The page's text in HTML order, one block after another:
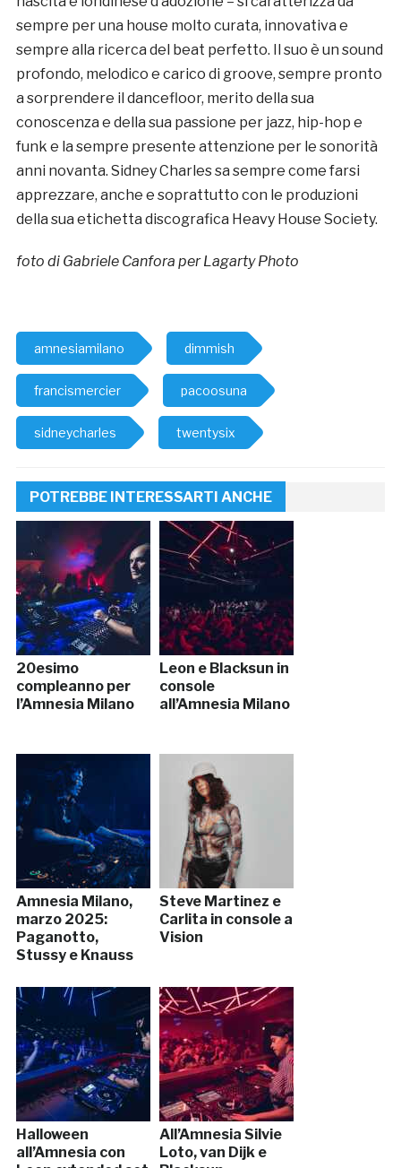
sempre per una house molto curata, innovativa e
sempre alla ricerca del beat perfetto. Il suo è un sound
profondo, melodico e carico di groove, sempre pronto
a sorprendere il dancefloor, merito della sua
conoscenza e della sua passione per jazz, hip-hop e
funk e la sempre presente attenzione per le sonorità
anni novanta. Sidney Charles sa sempre come farsi
apprezzare, anche e soprattutto con le produzioni
della sua etichetta discografica Heavy House Society.
foto di Gabriele Canfora per Lagarty Photo
amnesiamilano dimmish
francismercier pacoosuna
sidneycharles twentysix
POTREBBE INTERESSARTI ANCHE
20esimo
compleanno per
l’Amnesia Milano
Leon e Blacksun in
console
all’Amnesia Milano
Amnesia Milano,
marzo 2025:
Paganotto,
Stussy e Knauss
Steve Martinez e
Carlita in console a
Vision
Halloween
all’Amnesia con
All’Amnesia Silvie
Loto, van Dijk e